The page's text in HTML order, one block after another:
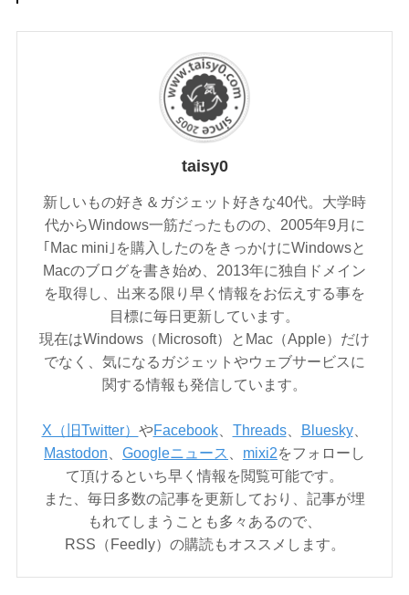
taisy0
新しいもの好き＆ガジェット好きな40代。大学時
代からWindows一筋だったものの、2005年9月に
｢Mac mini｣を購入したのをきっかけにWindowsと
Macのブログを書き始め、2013年に独自ドメイン
を取得し、出来る限り早く情報をお伝えする事を
目標に毎日更新しています。
現在はWindows（Microsoft）とMac（Apple）だけ
でなく、気になるガジェットやウェブサービスに
関する情報も発信しています。
X（旧Twitter） やFacebook、 Threads、 Bluesky、
Mastodon
Googleニュース mixi2をフォローし
て頂けるといち早く情報を閲覧可能です。
また、毎日多数の記事を更新しており、記事が埋
もれてしまうことも多々あるので、
RSS（Feedly）の購読もオススメします。